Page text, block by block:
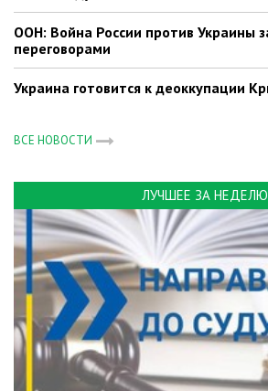
ООН: Война России против Украины
переговорами
Украина готовится к деоккупации
ВСЕ НОВОСТИ
ЛУЧШЕЕ ЗА НЕДЕЛЮ